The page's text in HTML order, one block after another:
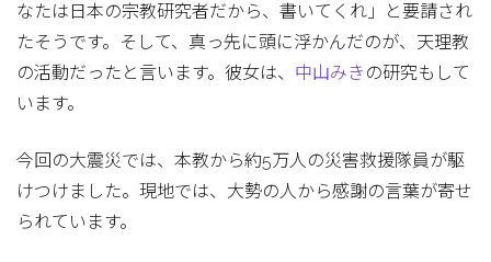
なたは日本の宗教研究者だから、書いてくれ」と要請され
たそうです。そして、真っ先に頭に浮かんだのが、天理教
の活動だったと言います。彼女は、 中山みき の研究もして
います。
今回の大震災では、本教から約5万人の災害救援隊員が駆
けつけました。現地では、大勢の人から感謝の言葉が寄せ
られています。